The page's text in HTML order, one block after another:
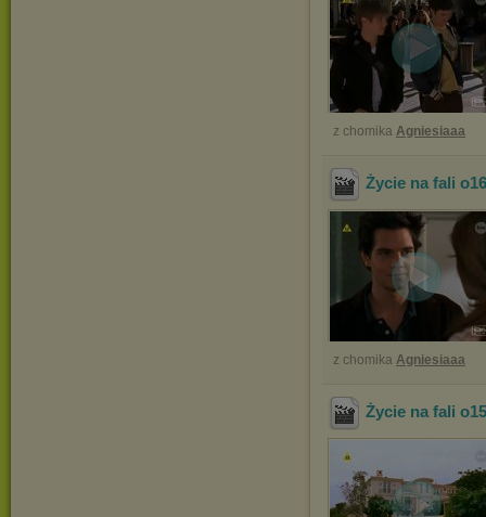
z chomika Agniesiaaa
Życie na fali
z chomika Agniesiaaa
Życie na fali